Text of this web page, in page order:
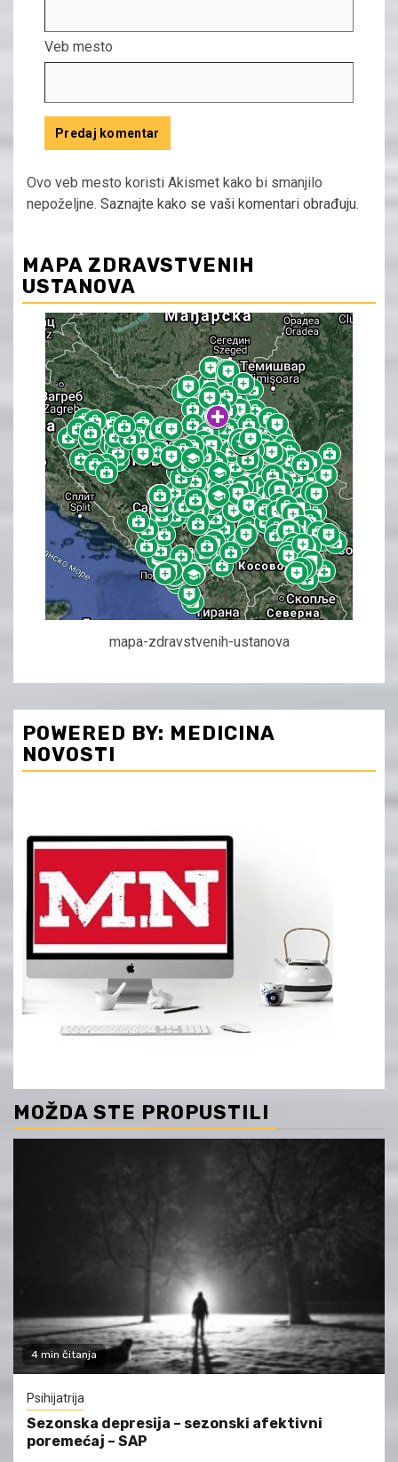
Veb mesto
Ovo veb mesto koristi Akismet kako bi smanjilo
nepoželjne. Saznajte kako se vaši komentari obrađuju.
MAPA ZDRAVSTVENIH
USTANOVA
mapa-zdravstvenih-ustanova
POWERED BY: MEDICINA
NOVOSTI
MOŽDA STE PROPUSTILI
4 min čitanja
Psihijatrija
Sezonska depresija – sezonski afektivni
poremećaj – SAP